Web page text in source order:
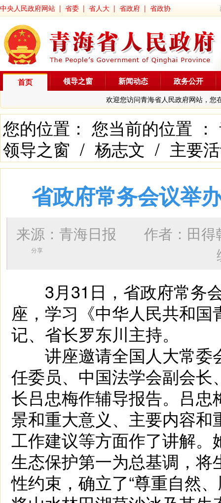
中央人民政府网站 | 省委 | 省人大 | 省政府 | 省政协
首页
欢迎您访问青海省人民政府网站，您
领导之窗 新闻动态 政务公开
您的位置： 您当前的位置 ：
领导之窗 / 杨志文 / 主要
省政府常务会议举
来源：青海日报 作者： 田
分享
3月31日，省政府常务会
座，学习《中华人民共和
记、省长罗东川主持。
讲座邀请全国人大常委
任委员、中国法学会副会
长吕忠梅作辅导报告。吕
景和重大意义、主要内容
工作建议等方面作了讲解
生态保护第一为总基调，
性约束，确立了“尊重自然